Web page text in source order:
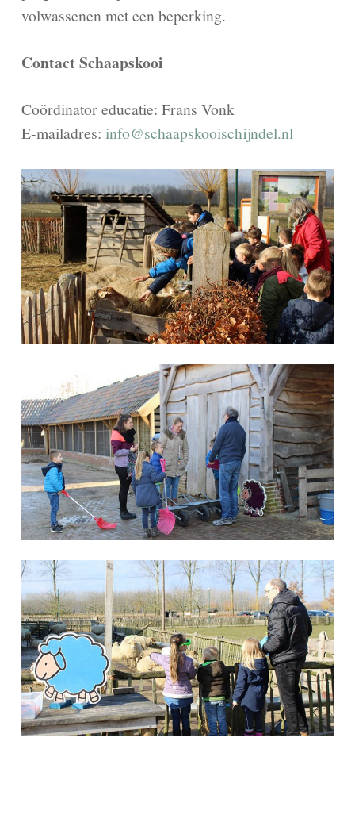
volwassenen met een beperking.
Contact Schaapskooi
Coördinator educatie: Frans Vonk
E-mailadres:info@schaapskooischijndel.nl